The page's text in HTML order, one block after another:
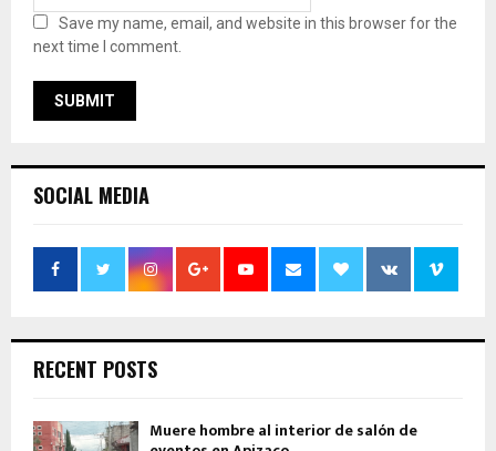
Save my name, email, and website in this browser for the
next time I comment.
SOCIAL MEDIA
RECENT POSTS
Muere hombre al interior de salón de